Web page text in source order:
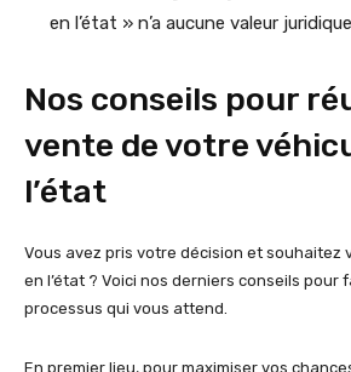
en l’état » n’a aucune valeur
Nos conseils pour
vente de votre
l’état
Vous avez pris votre décision et souhaitez
en l’état ? Voici nos derniers conseils pour
processus qui vous attend.
En premier lieu, pour maximiser vos